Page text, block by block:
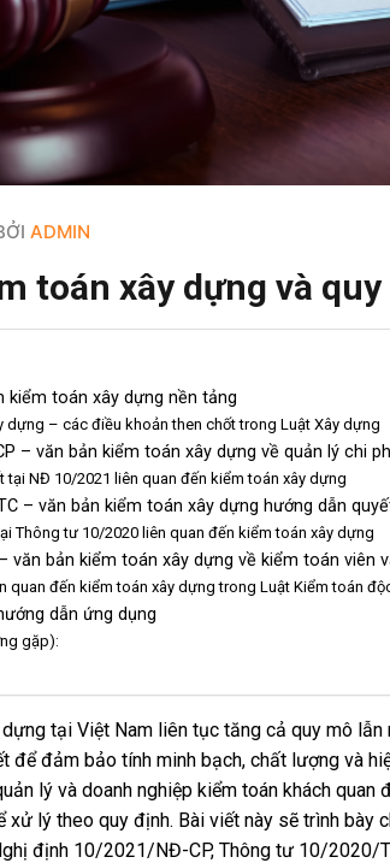
ADMIN
toán xây dựng và
kiểm toán xây dựng nền tảng
dựng – các điều khoản then chốt trong Luật Xây dựng
– văn bản kiểm toán xây dựng về quản lý chi
tại NĐ 10/2021 liên quan đến kiểm toán xây dựng
– văn bản kiểm toán xây dựng hướng dẫn
Thông tư 10/2020 liên quan đến kiểm toán xây dựng
văn bản kiểm toán xây dựng về kiểm toán viên
quan đến kiểm toán xây dựng trong Luật Kiểm toán
dẫn ứng dụng
gặp):
tại Việt Nam liên tục tăng cả quy mô
để đảm bảo tính minh bạch, chất lượng và
lý và doanh nghiệp kiểm toán khách quan
lý theo quy định. Bài viết này sẽ trình bày
định 10/2021/NĐ-CP, Thông tư 10/2020/